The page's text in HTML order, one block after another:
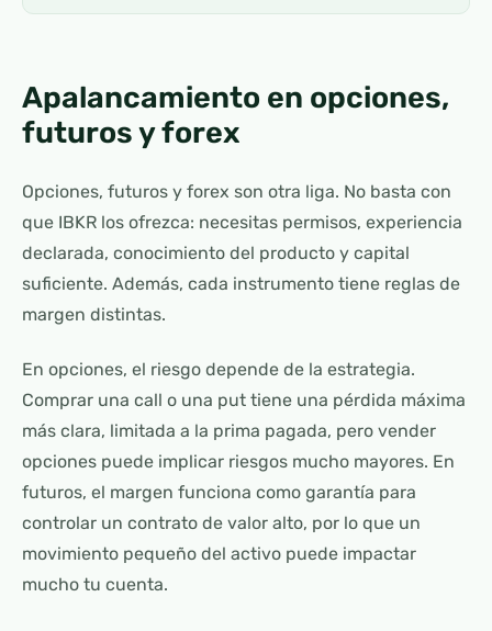
Apalancamiento en opciones,
futuros y forex
Opciones, futuros y forex son otra liga. No basta con
que IBKR los ofrezca: necesitas permisos, experiencia
declarada, conocimiento del producto y capital
suficiente. Además, cada instrumento tiene reglas de
margen distintas.
En opciones, el riesgo depende de la estrategia.
Comprar una call o una put tiene una pérdida máxima
más clara, limitada a la prima pagada, pero vender
opciones puede implicar riesgos mucho mayores. En
futuros, el margen funciona como garantía para
controlar un contrato de valor alto, por lo que un
movimiento pequeño del activo puede impactar
mucho tu cuenta.